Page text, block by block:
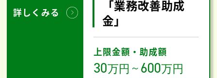
詳しくみる
「業務改善助成
金」
上限金額・助成額
30万円 ～ 600万円